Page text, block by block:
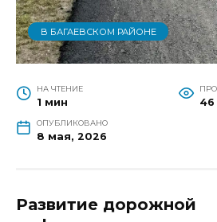
В БАГАЕВСКОМ РАЙОНЕ
НА ЧТЕНИЕ
1 мин 46
ОПУБЛИКОВАНО
8 мая, 2026
Развитие дорожной